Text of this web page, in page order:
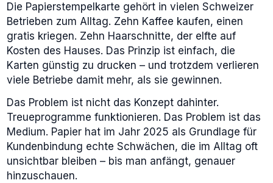
Die Papierstempelkarte gehört in vielen Schweizer
Betrieben zum Alltag. Zehn Kaffee kaufen, einen
gratis kriegen. Zehn Haarschnitte, der elfte auf
Kosten des Hauses. Das Prinzip ist einfach, die
Karten günstig zu drucken – und trotzdem verlieren
viele Betriebe damit mehr, als sie gewinnen.
Das Problem ist nicht das Konzept dahinter.
Treueprogramme funktionieren. Das Problem ist das
Medium. Papier hat im Jahr 2025 als Grundlage für
Kundenbindung echte Schwächen, die im Alltag oft
unsichtbar bleiben – bis man anfängt, genauer
hinzuschauen.